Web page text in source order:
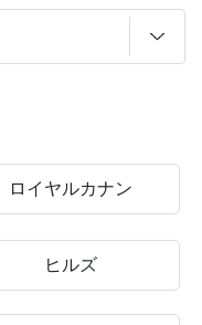
ロイヤルカナン
ヒルズ